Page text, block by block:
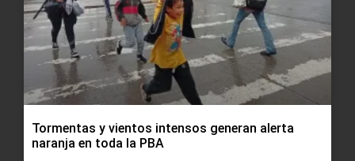
Tormentas y vientos intensos generan alerta
naranja en toda la PBA